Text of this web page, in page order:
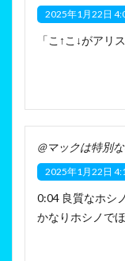
2025年1月22日
「こ↑こ↓がアリ
@マックは特別
2025年1月22日
0:04 良質なホシ
かなりホシノで